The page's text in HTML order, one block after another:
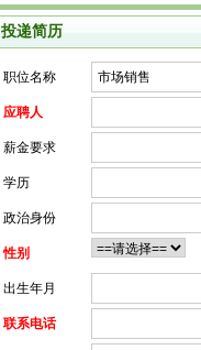
投递简历
职位名称
应聘人
薪金要求
学历
政治身份
性别
出生年月
联系电话